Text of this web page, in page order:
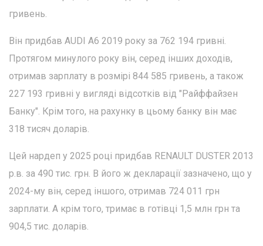
гривень.
Він придбав AUDI A6 2019 року за 762 194 гривні.
Протягом минулого року він, серед інших доходів,
отримав зарплату в розмірі 844 585 гривень, а також
227 193 гривні у вигляді відсотків від "Райффайзен
Банку". Крім того, на рахунку в цьому банку він має
318 тисяч доларів.
Цей нардеп у 2025 році придбав RENAULT DUSTER 2013
р.в. за 490 тис. грн. В його ж декларації зазначено, що у
2024-му він, серед іншого, отримав 724 011 грн
зарплати. А крім того, тримає в готівці 1,5 млн грн та
904,5 тис. доларів.